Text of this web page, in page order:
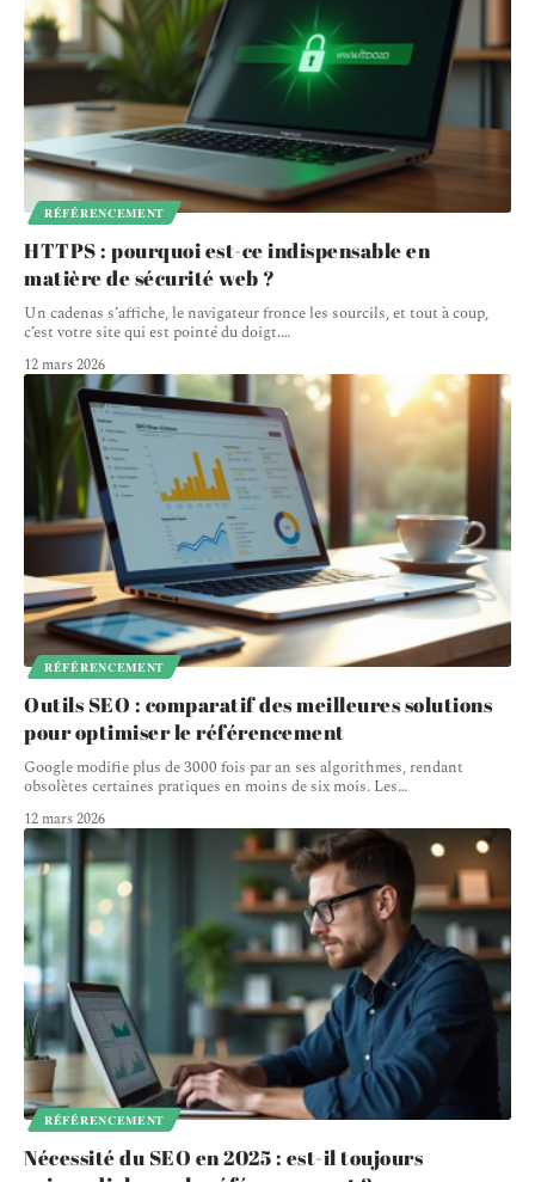
RÉFÉRENCEMENT
HTTPS : pourquoi est-ce indispensable en
matière de sécurité web ?
Un cadenas s’affiche, le navigateur fronce les sourcils, et tout à coup,
c’est votre site qui est pointé du doigt.…
12 mars 2026
RÉFÉRENCEMENT
Outils SEO : comparatif des meilleures solutions
pour optimiser le référencement
Google modifie plus de 3000 fois par an ses algorithmes, rendant
obsolètes certaines pratiques en moins de six mois. Les…
12 mars 2026
RÉFÉRENCEMENT
Nécessité du SEO en 2025 : est-il toujours